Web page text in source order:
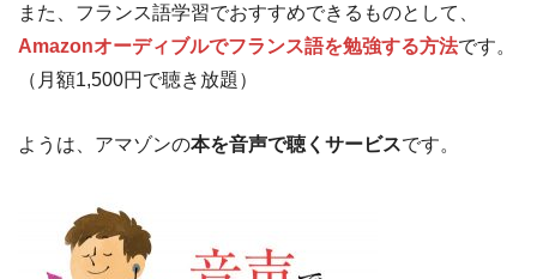
また、フランス語学習でおすすめできるものとして、
Amazonオーディブルでフランス語を勉強する方法です。
（月額1,500円で聴き放題）
ようは、アマゾンの本を音声で聴くサービスです。